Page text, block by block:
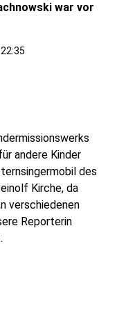
war vor
andere Kinder
des
Kirche, da
verschiedenen
Reporterin